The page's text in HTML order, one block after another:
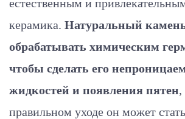
естественным и
керамика. Натуральный
обрабатывать химическим
чтобы сделать его
жидкостей и появления пятен,
правильном уходе он может